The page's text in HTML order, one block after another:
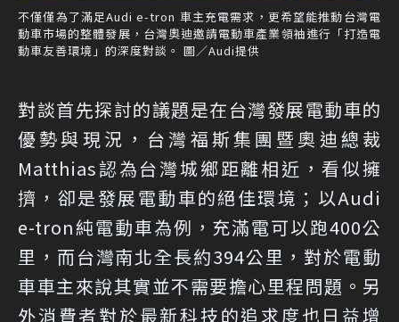
不僅僅為了滿足Audi e-tron 車主充電需求，更希望能推動台灣電
動車市場的整體發展，台灣奧迪邀請電動車產業領袖進行「打造電
動車友善環境」的深度對談。 圖／Audi提供
對談首先探討的議題是在台灣發展電動車的
優勢與現況，台灣福斯集團暨奧迪總裁
Matthias認為台灣城鄉距離相近，看似擁
擠，卻是發展電動車的絕佳環境；以Audi
e-tron純電動車為例，充滿電可以跑400公
里，而台灣南北全長約394公里，對於電動
車車主來說其實並不需要擔心里程問題。另
外消費者對於最新科技的追求度也日益增